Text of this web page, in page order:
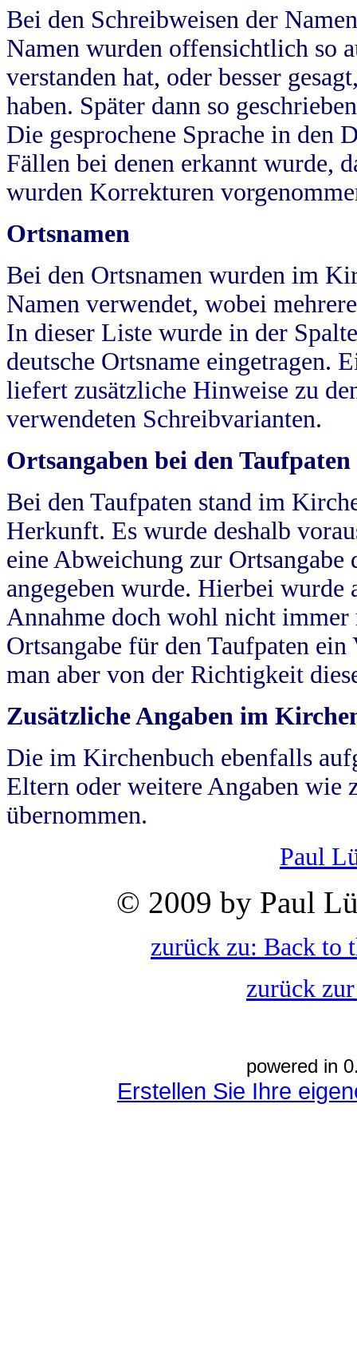
Bei den Schreibweisen der
Namen wurden offensichtlich so
verstanden hat, oder besser
haben. Später dann so
Die gesprochene Sprache in
Fällen bei denen erkannt wurde,
wurden Korrekturen
Ortsnamen
Bei den Ortsnamen wurden im
Namen verwendet, wobei
In dieser Liste wurde in der
deutsche Ortsname eingetragen.
liefert zusätzliche Hinweise zu
verwendeten Schreibvarianten.
Ortsangaben bei den Taufpaten
Bei den Taufpaten stand im
Herkunft. Es wurde deshalb
eine Abweichung zur
angegeben wurde. Hierbei wurde
Annahme doch wohl nicht
Ortsangabe für den Taufpaten
man aber von der Richtigkeit
Zusätzliche Angaben im
Die im Kirchenbuch ebenfalls
Eltern oder weitere Angaben wie
übernommen.
Paul
© 2009 by Paul
zurück zu: Back to
zurück
powered in
Erstellen Sie Ihre